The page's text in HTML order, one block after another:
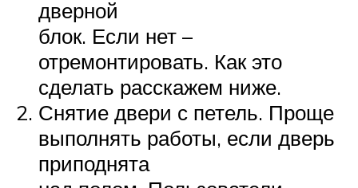
дверной
блок. Если нет –
отремонтировать. Как это
сделать расскажем ниже.
Снятие двери с петель. Проще
выполнять работы, если дверь
приподнята